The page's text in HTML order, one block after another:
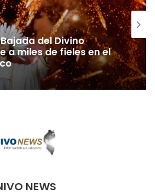
del Divino
a miles de fieles en el
NEWS